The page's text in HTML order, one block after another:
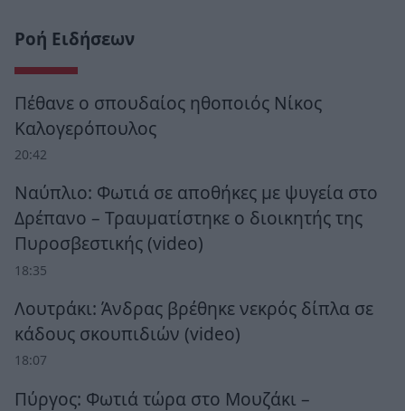
Ροή Ειδήσεων
Πέθανε ο σπουδαίος ηθοποιός Νίκος
Καλογερόπουλος
20:42
Ναύπλιο: Φωτιά σε αποθήκες με ψυγεία στο
Δρέπανο – Τραυματίστηκε ο διοικητής της
Πυροσβεστικής (video)
18:35
Λουτράκι: Άνδρας βρέθηκε νεκρός δίπλα σε
κάδους σκουπιδιών (video)
18:07
Πύργος: Φωτιά τώρα στο Μουζάκι –